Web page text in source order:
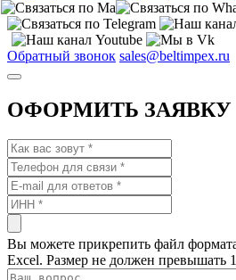
Обратный звонок sales@beltimpex.ru
ОФОРМИТЬ ЗАЯВКУ
Вы можете прикрепить файл
Excel. Размер не должен превышать